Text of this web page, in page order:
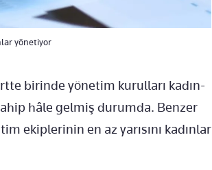
yönetiyor
birinde yönetim kurulları kadın-
hâle gelmiş durumda. Benzer
ekiplerinin en az yarısını kadınlar